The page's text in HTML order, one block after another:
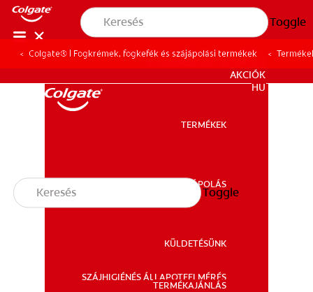
Toggle
SZÁJÁPOLÁS
SZAKEMBEREK SZÁMÁRA
AKCIÓK
HU
TERMÉKEK
SZÁJÁPOLÁS
KÜLDETÉSÜNK
SZÁJHIGIÉNÉS ÁLLAPOTFELMÉRÉS
TERMÉKAJÁNLÁS
Toggle
Colgate® | Fogkrémek, fogkefék és szájápolási termékek